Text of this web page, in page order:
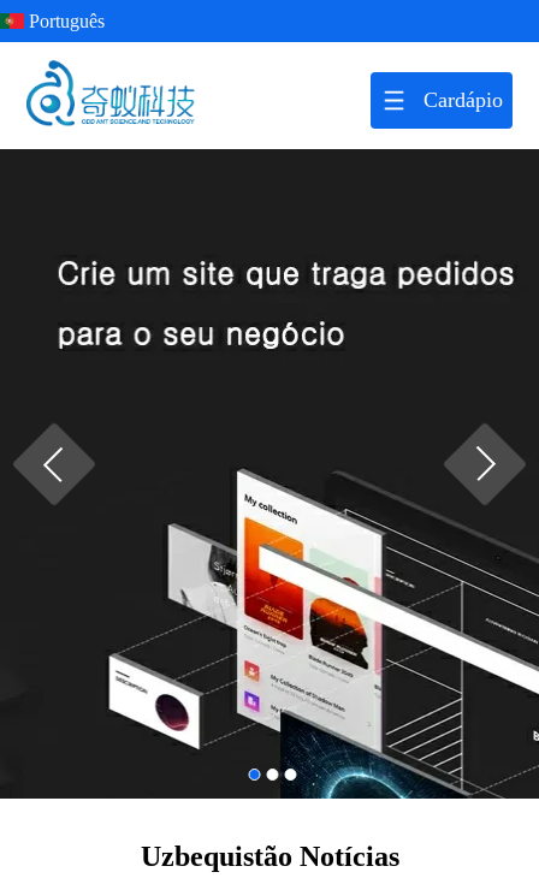
Português
Cardápio
Uzbequistão Notícias